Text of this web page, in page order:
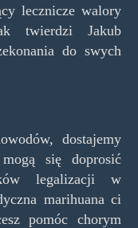
lecznicze walory
twierdzi Jakub
do swych
dostajemy
się doprosić
legalizacji w
marihuana ci
pomóc chorym